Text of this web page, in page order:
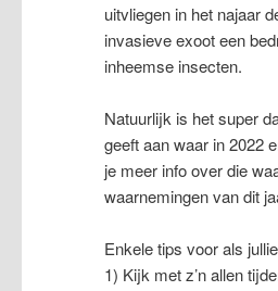
uitvliegen in het najaar
invasieve exoot een
inheemse insecten.
Natuurlijk is het super
geeft aan waar in 2022
je meer info over die
waarnemingen van dit
Enkele tips voor als
1) Kijk met z’n allen